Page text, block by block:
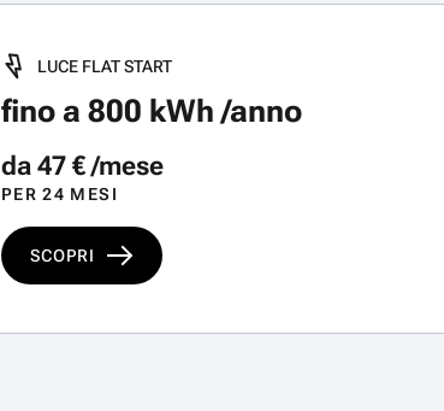
LUCE FLAT START
fino a 800 kWh /anno
da 47 € /mese
PER 24 MESI
SCOPRI